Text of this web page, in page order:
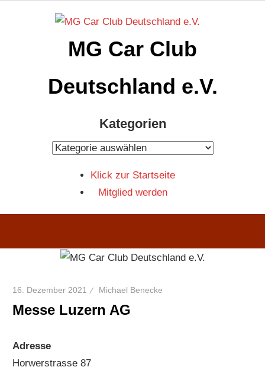
MG Car Club
Deutschland e.V.
Kategorien
Kategorien
Klick zur Startseite
Mitglied werden
16. Dezember 2021 Michael Benecke
Messe Luzern AG
Adresse
Horwerstrasse 87